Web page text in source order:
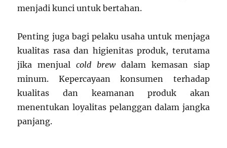
menjadi kunci untuk bertahan.
Penting juga bagi pelaku usaha untuk menjaga
kualitas rasa dan higienitas produk, terutama
jika menjualcold brewdalam kemasan siap
minum. Kepercayaan konsumen terhadap
kualitas dan keamanan produk akan
menentukan loyalitas pelanggan dalam jangka
panjang.